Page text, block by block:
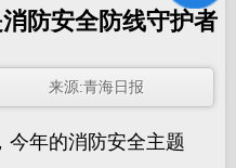
防安全防线守护者
来源:青海日报
年的消防安全主题